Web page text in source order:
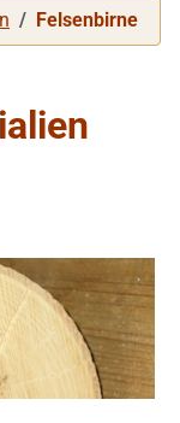
Felsenbirne